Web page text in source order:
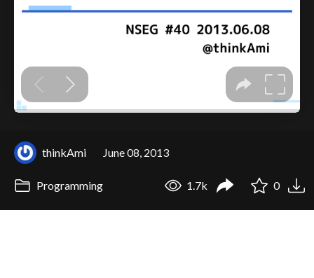
thinkAmi June 08, 2013
Programming 1.7k 0